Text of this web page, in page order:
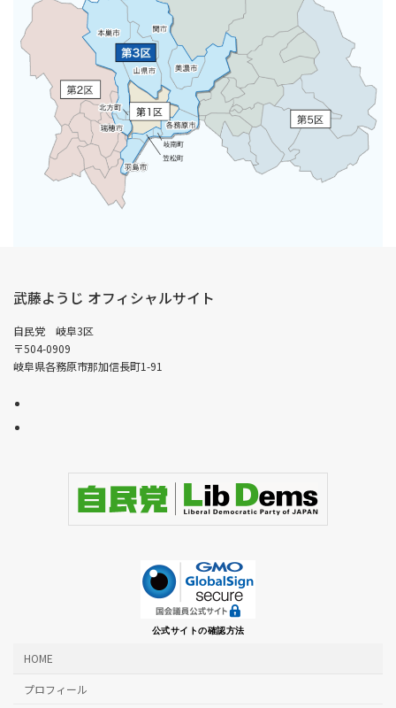
武藤ようじ オフィシャルサイト
自民党 岐阜3区
〒504-0909
岐阜県各務原市那加信長町1-91
公式サイトの確認方法
HOME
プロフィール